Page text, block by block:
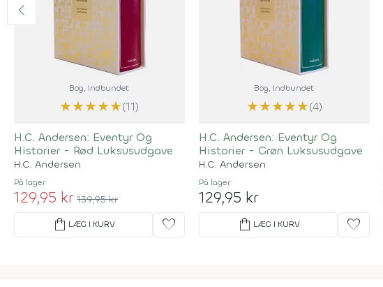
Bog, Indbundet
★★★★★(11)
H.C. Andersen: Eventyr Og
Historier - Rød Luksusudgave
H.C. Andersen
På lager
129,95 kr 139,95 kr
shopping_bag LÆG I KURV favorite
Bog, Indbundet
★★★★★(4)
H.C. Andersen: Eventyr Og
Historier - Grøn Luksusudgave
H.C. Andersen
På lager
129,95 kr
shopping_bag LÆG I KURV favorite